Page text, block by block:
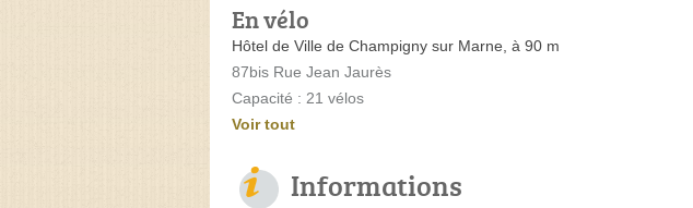
En vélo
Hôtel de Ville de Champigny sur Marne, à 90 m
87bis Rue Jean Jaurès
Capacité : 21 vélos
Voir tout
Informations